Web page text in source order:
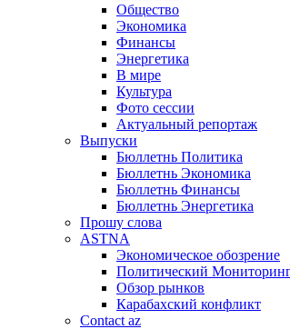
Общество
Экономика
Финансы
Энергетика
В мире
Культура
Фото сессии
Актуальный репортаж
Выпуски
Бюллетнь Политика
Бюллетнь Экономика
Бюллетнь Финансы
Бюллетнь Энергетика
Прошу слова
ASTNA
Экономическое обозрение
Политический
Обзор рынков
Карабахский конфликт
Contact az